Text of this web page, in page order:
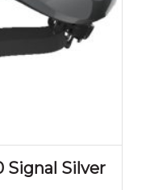
Signal Silver